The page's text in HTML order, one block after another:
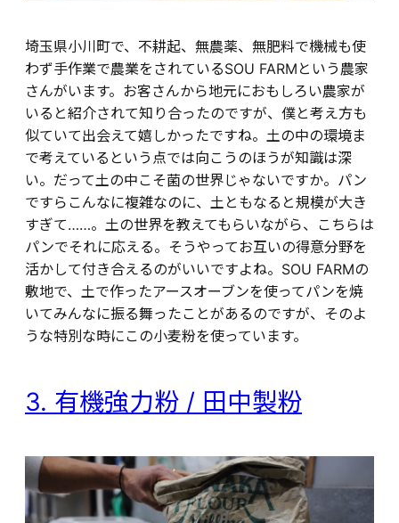
埼玉県小川町で、不耕起、無農薬、無肥料で機械も使
わず手作業で農業をされているSOU FARMという農家
さんがいます。お客さんから地元におもしろい農家が
いると紹介されて知り合ったのですが、僕と考え方も
似ていて出会えて嬉しかったですね。土の中の環境ま
で考えているという点では向こうのほうが知識は深
い。だって土の中こそ菌の世界じゃないですか。パン
ですらこんなに複雑なのに、土ともなると規模が大き
すぎて……。土の世界を教えてもらいながら、こちらは
パンでそれに応える。そうやってお互いの得意分野を
活かして付き合えるのがいいですよね。SOU FARMの
敷地で、土で作ったアースオーブンを使ってパンを焼
いてみんなに振る舞ったことがあるのですが、そのよ
うな特別な時にこの小麦粉を使っています。
3. 有機強力粉 / 田中製粉